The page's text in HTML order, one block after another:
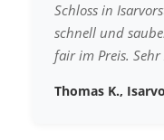
Schloss in
schnell und
fair im Preis. Sehr
Thomas K.,